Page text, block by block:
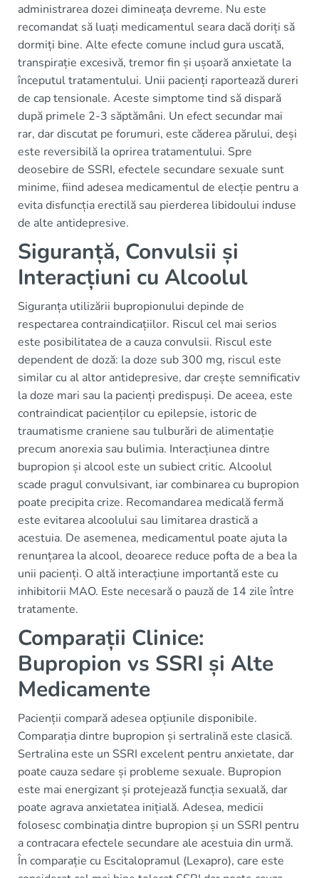
administrarea dozei dimineața devreme. Nu este
recomandat să luați medicamentul seara dacă doriți să
dormiți bine. Alte efecte comune includ gura uscată,
transpirație excesivă, tremor fin și ușoară anxietate la
începutul tratamentului. Unii pacienți raportează dureri
de cap tensionale. Aceste simptome tind să dispară
după primele 2-3 săptămâni. Un efect secundar mai
rar, dar discutat pe forumuri, este căderea părului, deși
este reversibilă la oprirea tratamentului. Spre
deosebire de SSRI, efectele secundare sexuale sunt
minime, fiind adesea medicamentul de elecție pentru a
evita disfuncția erectilă sau pierderea libidoului induse
de alte antidepresive.
Siguranță, Convulsii și
Interacțiuni cu Alcoolul
Siguranța utilizării bupropionului depinde de
respectarea contraindicațiilor. Riscul cel mai serios
este posibilitatea de a cauza convulsii. Riscul este
dependent de doză: la doze sub 300 mg, riscul este
similar cu al altor antidepresive, dar crește semnificativ
la doze mari sau la pacienți predispuși. De aceea, este
contraindicat pacienților cu epilepsie, istoric de
traumatisme craniene sau tulburări de alimentație
precum anorexia sau bulimia. Interacțiunea dintre
bupropion și alcool este un subiect critic. Alcoolul
scade pragul convulsivant, iar combinarea cu bupropion
poate precipita crize. Recomandarea medicală fermă
este evitarea alcoolului sau limitarea drastică a
acestuia. De asemenea, medicamentul poate ajuta la
renunțarea la alcool, deoarece reduce pofta de a bea la
unii pacienți. O altă interacțiune importantă este cu
inhibitorii MAO. Este necesară o pauză de 14 zile între
tratamente.
Comparații Clinice:
Bupropion vs SSRI și Alte
Medicamente
Pacienții compară adesea opțiunile disponibile.
Comparația dintre bupropion și sertralină este clasică.
Sertralina este un SSRI excelent pentru anxietate, dar
poate cauza sedare și probleme sexuale. Bupropion
este mai energizant și protejează funcția sexuală, dar
poate agrava anxietatea inițială. Adesea, medicii
folosesc combinația dintre bupropion și un SSRI pentru
a contracara efectele secundare ale acestuia din urmă.
În comparație cu Escitalopramul (Lexapro), care este